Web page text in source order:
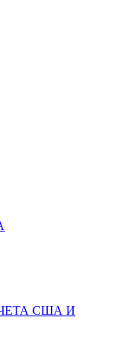
США И